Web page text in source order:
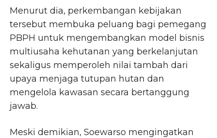
Menurut dia, perkembangan kebijakan
tersebut membuka peluang bagi pemegang
PBPH untuk mengembangkan model bisnis
multiusaha kehutanan yang berkelanjutan
sekaligus memperoleh nilai tambah dari
upaya menjaga tutupan hutan dan
mengelola kawasan secara bertanggung
jawab.
Meski demikian, Soewarso mengingatkan